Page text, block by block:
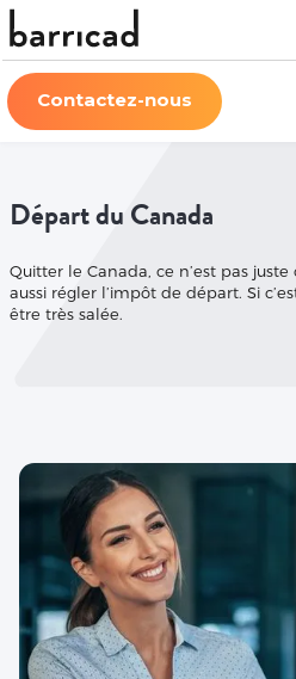
Contactez-nous
Départ du Canada
Quitter le Canada, ce n’est pas juste
aussi régler l’impôt de départ. Si
être très salée.